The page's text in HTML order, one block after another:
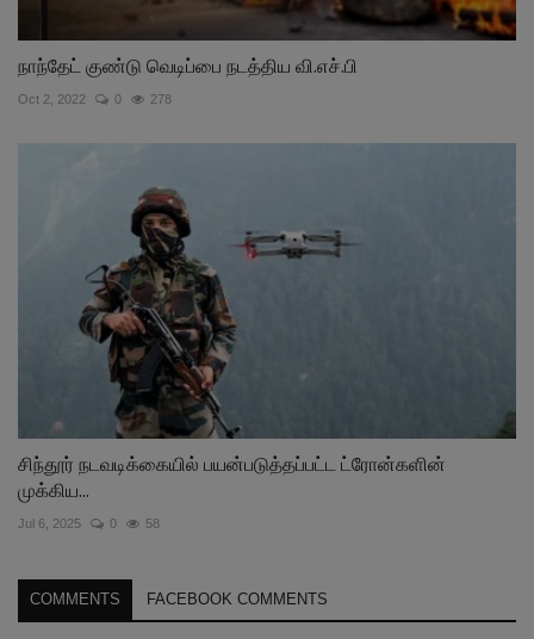
நாந்தேட் குண்டு வெடிப்பை நடத்திய வி.எச்.பி
Oct 2, 2022 0 278
சிந்தூர் நடவடிக்கையில் பயன்படுத்தப்பட்ட ட்ரோன்களின்
முக்கிய...
Jul 6, 2025 0 58
COMMENTS FACEBOOK COMMENTS